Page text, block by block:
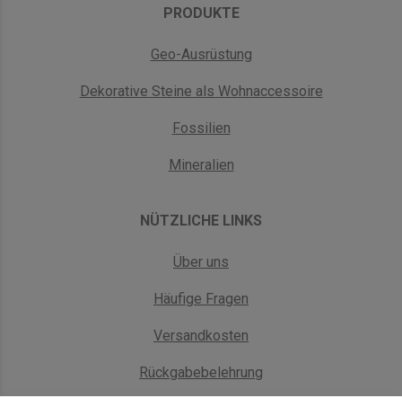
PRODUKTE
Geo-Ausrüstung
Dekorative Steine als Wohnaccessoire
Fossilien
Mineralien
NÜTZLICHE LINKS
Über uns
Häufige Fragen
Versandkosten
Rückgabebelehrung